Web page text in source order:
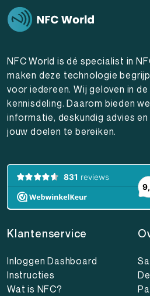
NFC World is dé specialist in
maken deze technologie
voor iedereen. Wij geloven in
kennisdeling. Daarom bieden
informatie, deskundig advies
jouw doelen te bereiken.
Klantenservice
Inloggen Dashboard
Instructies
Wat is NFC?